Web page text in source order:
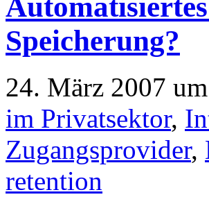
Speicherung?
24. März 2007
im Privatsektor,
Zugangsprovider,
retention